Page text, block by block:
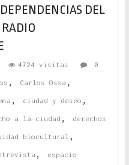
DEL
4724 visitas 0
, Carlos Ossa ,
, ciudad y deseo ,
a la ciudad , derechos
biocultural ,
, espacio